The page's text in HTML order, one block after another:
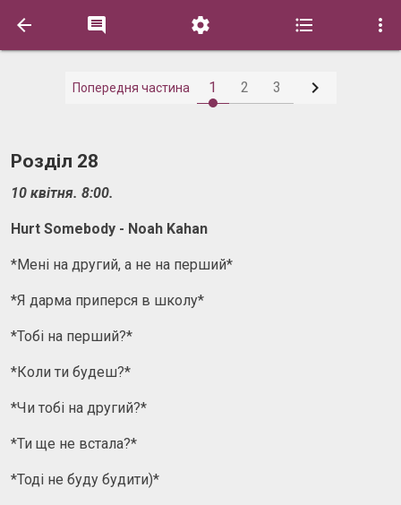
    
Попередня частина 1 2 3 
Розділ 28
10 квітня. 8:00.
Hurt Somebody - Noah Kahan
*Мені на другий, а не на перший*
*Я дарма приперся в школу*
*Тобі на перший?*
*Коли ти будеш?*
*Чи тобі на другий?*
*Ти ще не встала?*
*Тоді не буду будити)*